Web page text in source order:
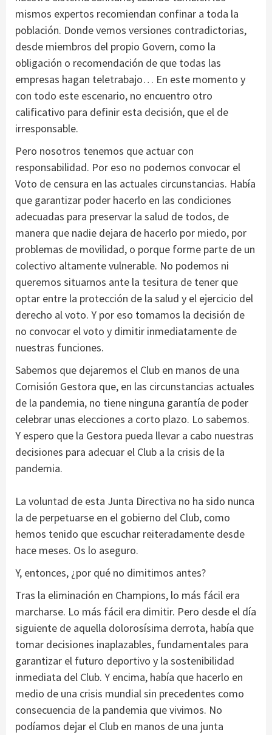
mismos expertos recomiendan confinar a toda la
población. Donde vemos versiones contradictorias,
desde miembros del propio Govern, como la
obligación o recomendación de que todas las
empresas hagan teletrabajo… En este momento y
con todo este escenario, no encuentro otro
calificativo para definir esta decisión, que el de
irresponsable.
Pero nosotros tenemos que actuar con
responsabilidad. Por eso no podemos convocar el
Voto de censura en las actuales circunstancias. Había
que garantizar poder hacerlo en las condiciones
adecuadas para preservar la salud de todos, de
manera que nadie dejara de hacerlo por miedo, por
problemas de movilidad, o porque forme parte de un
colectivo altamente vulnerable. No podemos ni
queremos situarnos ante la tesitura de tener que
optar entre la protección de la salud y el ejercicio del
derecho al voto. Y por eso tomamos la decisión de
no convocar el voto y dimitir inmediatamente de
nuestras funciones.
Sabemos que dejaremos el Club en manos de una
Comisión Gestora que, en las circunstancias actuales
de la pandemia, no tiene ninguna garantía de poder
celebrar unas elecciones a corto plazo. Lo sabemos.
Y espero que la Gestora pueda llevar a cabo nuestras
decisiones para adecuar el Club a la crisis de la
pandemia.
La voluntad de esta Junta Directiva no ha sido nunca
la de perpetuarse en el gobierno del Club, como
hemos tenido que escuchar reiteradamente desde
hace meses. Os lo aseguro.
Y, entonces, ¿por qué no dimitimos antes?
Tras la eliminación en Champions, lo más fácil era
marcharse. Lo más fácil era dimitir. Pero desde el día
siguiente de aquella dolorosísima derrota, había que
tomar decisiones inaplazables, fundamentales para
garantizar el futuro deportivo y la sostenibilidad
inmediata del Club. Y encima, había que hacerlo en
medio de una crisis mundial sin precedentes como
consecuencia de la pandemia que vivimos. No
podíamos dejar el Club en manos de una junta